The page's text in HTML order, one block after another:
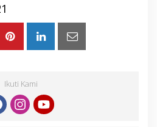
Ikuti Kami